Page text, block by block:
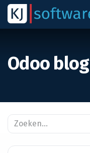
Overslaan naar inhoud
Odoo blog